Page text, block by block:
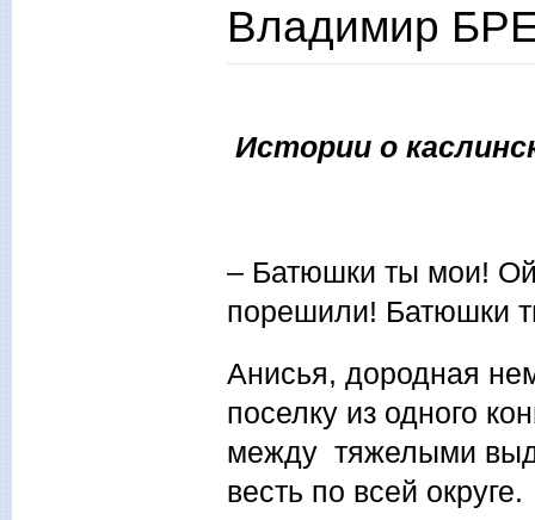
Владимир
Истории о
– Батюшки ты мои!
порешили! Батюшки
Анисья, дородная
поселку из одного
между тяжелыми
весть по всей округе.